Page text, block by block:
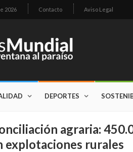
2026 Contacto Aviso Legal
DEPORTES
agraria:
explotaciones rurales